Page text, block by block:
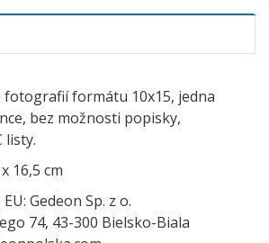
fotografií formátu 10x15, jedna
bez možnosti popisky,
listy.
16,5 cm
Gedeon Sp. z o.
74, 43-300 Bielsko-Biala